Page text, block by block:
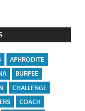
APHRODITE
BURPEE
CHALLENGE
COACH